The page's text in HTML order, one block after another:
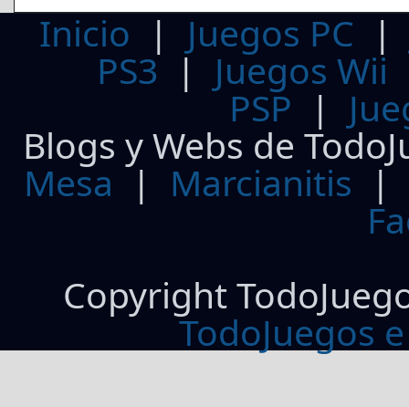
Inicio | Juegos PC
PS3| Juegos Wii
PSP |
Blogs y Webs de
Mesa | Marcianitis |
Copyright
TodoJuegos